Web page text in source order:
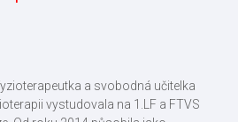
a svobodná učitelka
vystudovala na 1.LF a FTVS